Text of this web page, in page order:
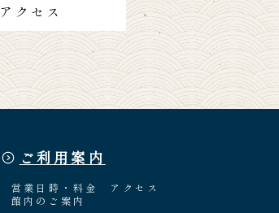
アクセス
ご利用案内
営業日時・料金
アクセス
館内のご案内